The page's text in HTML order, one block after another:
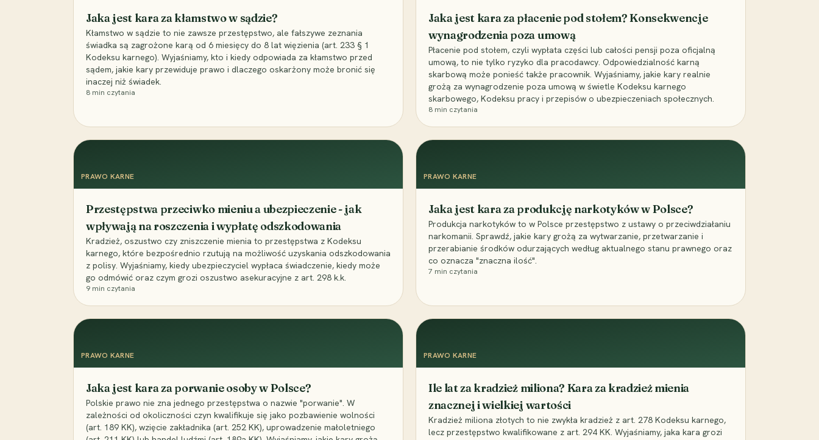
Jaka jest kara za kłamstwo w sądzie?
Kłamstwo w sądzie to nie zawsze przestępstwo, ale fałszywe zeznania
świadka są zagrożone karą od 6 miesięcy do 8 lat więzienia (art. 233 § 1
Kodeksu karnego). Wyjaśniamy, kto i kiedy odpowiada za kłamstwo przed
sądem, jakie kary przewiduje prawo i dlaczego oskarżony może bronić się
inaczej niż świadek.
8 min czytania
Jaka jest kara za płacenie pod stołem? Konsekwencje
wynagrodzenia poza umową
Płacenie pod stołem, czyli wypłata części lub całości pensji poza oficjalną
umową, to nie tylko ryzyko dla pracodawcy. Odpowiedzialność karną
skarbową może ponieść także pracownik. Wyjaśniamy, jakie kary realnie
grożą za wynagrodzenie poza umową w świetle Kodeksu karnego
skarbowego, Kodeksu pracy i przepisów o ubezpieczeniach społecznych.
8 min czytania
PRAWO KARNE
Przestępstwa przeciwko mieniu a ubezpieczenie - jak
wpływają na roszczenia i wypłatę odszkodowania
Kradzież, oszustwo czy zniszczenie mienia to przestępstwa z Kodeksu
karnego, które bezpośrednio rzutują na możliwość uzyskania odszkodowania
z polisy. Wyjaśniamy, kiedy ubezpieczyciel wypłaca świadczenie, kiedy może
go odmówić oraz czym grozi oszustwo asekuracyjne z art. 298 k.k.
9 min czytania
PRAWO KARNE
Jaka jest kara za produkcję narkotyków w Polsce?
Produkcja narkotyków to w Polsce przestępstwo z ustawy o przeciwdziałaniu
narkomanii. Sprawdź, jakie kary grożą za wytwarzanie, przetwarzanie i
przerabianie środków odurzających według aktualnego stanu prawnego oraz
co oznacza "znaczna ilość".
7 min czytania
PRAWO KARNE
Jaka jest kara za porwanie osoby w Polsce?
Polskie prawo nie zna jednego przestępstwa o nazwie "porwanie". W
zależności od okoliczności czyn kwalifikuje się jako pozbawienie wolności
(art. 189 KK), wzięcie zakładnika (art. 252 KK), uprowadzenie małoletniego
PRAWO KARNE
Ile lat za kradzież miliona? Kara za kradzież mienia
znacznej i wielkiej wartości
Kradzież miliona złotych to nie zwykła kradzież z art. 278 Kodeksu karnego,
lecz przestępstwo kwalifikowane z art. 294 KK. Wyjaśniamy, jaka kara grozi